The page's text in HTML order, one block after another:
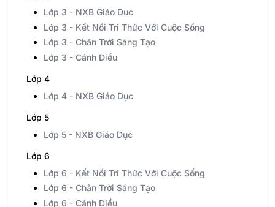
Lớp 3 - NXB Giáo Dục
Lớp 3 - Kết Nối Tri Thức Với Cuộc Sống
Lớp 3 - Chân Trời Sáng Tạo
Lớp 3 - Cánh Diều
Lớp 4
Lớp 4 - NXB Giáo Dục
Lớp 5
Lớp 5 - NXB Giáo Dục
Lớp 6
Lớp 6 - Kết Nối Tri Thức Với Cuộc Sống
Lớp 6 - Chân Trời Sáng Tạo
Lớp 6 - Cánh Diều